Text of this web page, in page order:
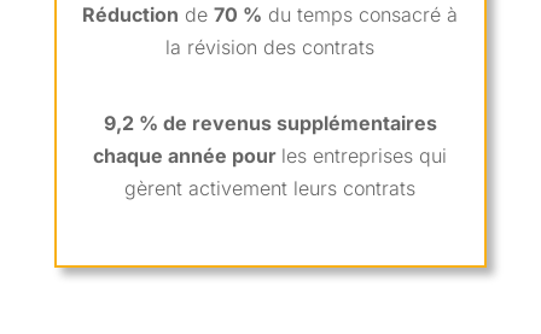
Réduction de70 % du temps consacré à
la révision des contrats
9,2 % de revenus supplémentaires
chaque année pour les entreprises qui
gèrent activement leurs contrats